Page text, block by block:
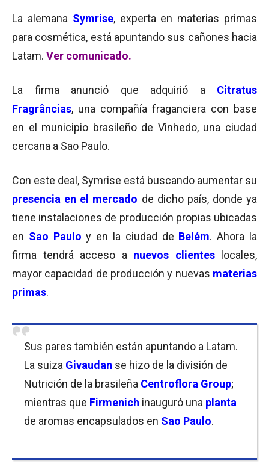
La alemana Symrise, experta en materias primas
para cosmética, está apuntando sus cañones hacia
Latam. Ver comunicado.
La firma anunció que adquirió a Citratus
Fragrâncias, una compañía fraganciera con base
en el municipio brasileño de Vinhedo, una ciudad
cercana a Sao Paulo.
Con este deal, Symrise está buscando aumentar su
presencia en el mercado de dicho país, donde ya
tiene instalaciones de producción propias ubicadas
en Sao Paulo y en la ciudad de Belém. Ahora la
firma tendrá acceso a nuevos clienteslocales,
mayor capacidad de producción y nuevas materias
primas.
Sus pares también están apuntando a Latam.
La suiza Givaudan se hizo de la división de
Nutrición de la brasileña Centroflora Group;
mientras que Firmenich inauguró una planta
de aromas encapsulados en Sao Paulo.